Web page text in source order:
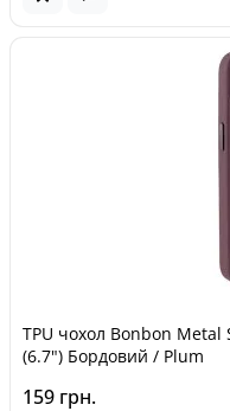
TPU чохол Bonbon Metal
(6.7") Бордовий / Plum
159 грн.